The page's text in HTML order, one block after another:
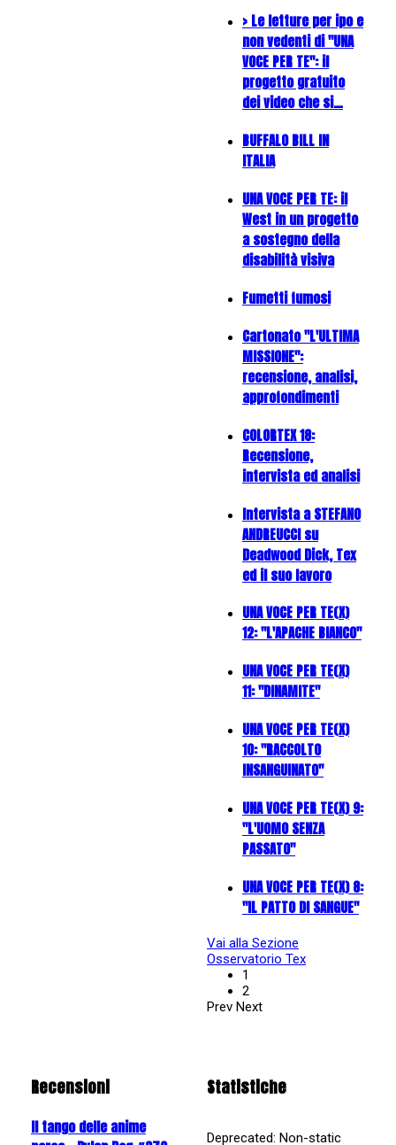
> Le letture per ipo e
non vedenti di "UNA
VOCE PER TE": il
progetto gratuito
dei video che si…
BUFFALO BILL IN
ITALIA
UNA VOCE PER TE: il
West in un progetto
a sostegno della
disabilità visiva
Fumetti fumosi
Cartonato "L'ULTIMA
MISSIONE":
recensione, analisi,
approfondimenti
COLORTEX 18:
Recensione,
intervista ed analisi
Intervista a STEFANO
ANDREUCCI su
Deadwood Dick, Tex
ed il suo lavoro
UNA VOCE PER TE(X)
12: "L'APACHE BIANCO"
UNA VOCE PER TE(X)
11: "DINAMITE"
UNA VOCE PER TE(X)
10: "RACCOLTO
INSANGUINATO"
UNA VOCE PER TE(X) 9:
"L'UOMO SENZA
PASSATO"
UNA VOCE PER TE(X) 8:
"IL PATTO DI SANGUE"
Vai alla Sezione
Osservatorio Tex
1
2
Prev Next
Recensioni
Il tango delle anime
Statistiche
Deprecated: Non-static